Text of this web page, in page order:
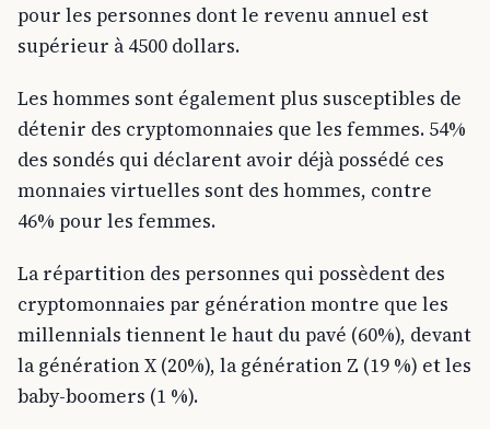
pour les personnes dont le revenu annuel est
supérieur à 4500 dollars.
Les hommes sont également plus susceptibles de
détenir des cryptomonnaies que les femmes. 54%
des sondés qui déclarent avoir déjà possédé ces
monnaies virtuelles sont des hommes, contre
46% pour les femmes.
La répartition des personnes qui possèdent des
cryptomonnaies par génération montre que les
millennials tiennent le haut du pavé (60%), devant
la génération X (20%), la génération Z (19 %) et les
baby-boomers (1 %).